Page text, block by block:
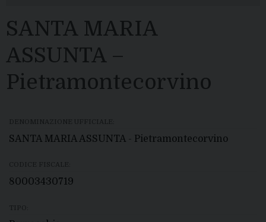
SANTA MARIA
ASSUNTA –
Pietramontecorvino
DENOMINAZIONE UFFICIALE:
SANTA MARIA ASSUNTA - Pietramontecorvino
CODICE FISCALE:
80003430719
TIPO: